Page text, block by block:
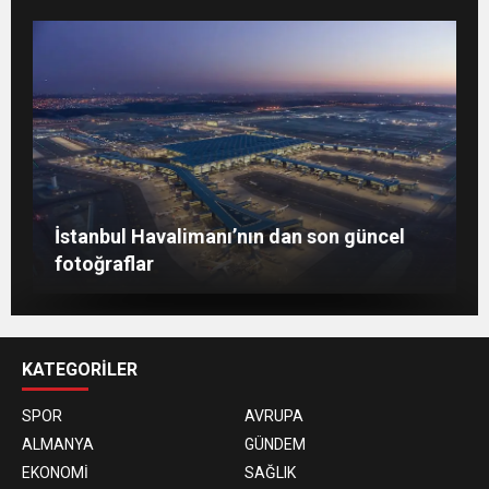
Berlin’de 8 Mart Dünya Kadınlar Günü
gösterisi
İstanbul Havalimanı’nın dan son güncel
fotoğraflar
KATEGORİLER
SPOR
AVRUPA
ALMANYA
GÜNDEM
EKONOMİ
SAĞLIK